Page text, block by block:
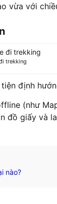
vừa với
trekking
định
(như
đồ giấy và
nào?